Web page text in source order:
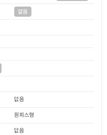
얇음
없음
원피스형
없음